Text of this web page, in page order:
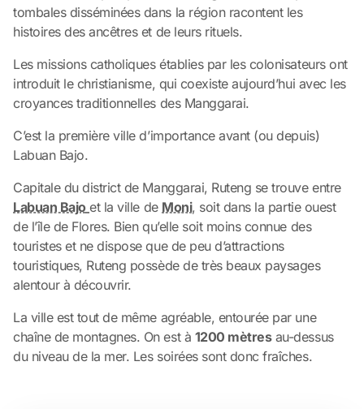
tombales disséminées dans la région racontent les
histoires des ancêtres et de leurs rituels.
Les missions catholiques établies par les colonisateurs ont
introduit le christianisme, qui coexiste aujourd’hui avec les
croyances traditionnelles des Manggarai.
C’est la première ville d’importance avant (ou depuis)
Labuan Bajo.
Capitale du district de Manggarai, Ruteng se trouve entre
Labuan Bajo et la ville de Moni, soit dans la partie ouest
de l’île de Flores. Bien qu’elle soit moins connue des
touristes et ne dispose que de peu d’attractions
touristiques, Ruteng possède de très beaux paysages
alentour à découvrir.
La ville est tout de même agréable, entourée par une
chaîne de montagnes. On est à 1200 mètresau-dessus
du niveau de la mer. Les soirées sont donc fraîches.